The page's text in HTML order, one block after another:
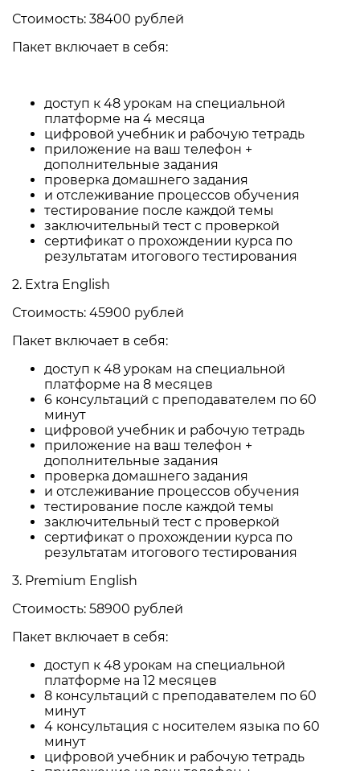
Стоимость: 38400 рублей
Пакет включает в себя:
доступ к 48 урокам на специальной
платформе на 4 месяца
цифровой учебник и рабочую тетрадь
приложение на ваш телефон +
дополнительные задания
проверка домашнего задания
и отслеживание процессов обучения
тестирование после каждой темы
заключительный тест с проверкой
сертификат о прохождении курса по
результатам итогового тестирования
2. Extra English
Стоимость: 45900 рублей
Пакет включает в себя:
доступ к 48 урокам на специальной
платформе на 8 месяцев
6 консультаций с преподавателем по 60
минут
цифровой учебник и рабочую тетрадь
приложение на ваш телефон +
дополнительные задания
проверка домашнего задания
и отслеживание процессов обучения
тестирование после каждой темы
заключительный тест с проверкой
сертификат о прохождении курса по
результатам итогового тестирования
3. Premium English
Стоимость: 58900 рублей
Пакет включает в себя:
доступ к 48 урокам на специальной
платформе на 12 месяцев
8 консультаций с преподавателем по 60
минут
4 консультация с носителем языка по 60
минут
цифровой учебник и рабочую тетрадь